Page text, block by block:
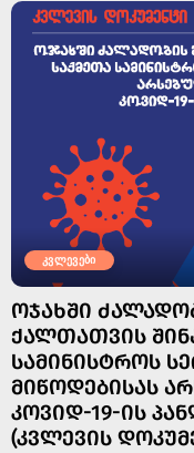
კვლევები
ᲝᲯᲐᲮᲨᲘ
ᲥᲐᲚᲗᲐᲗᲕᲘᲡ
ᲡᲐᲛᲘᲜᲘᲡᲢᲠᲝᲡ
ᲛᲘᲬᲝᲓᲔᲑᲘᲡᲐᲡ
ᲙᲝᲕᲘᲓ-19-ᲘᲡ
(ᲙᲕᲚᲔᲕᲘᲡ